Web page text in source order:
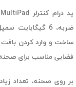
ساخت و وارد کردن بافت
فضایی مناسب برای